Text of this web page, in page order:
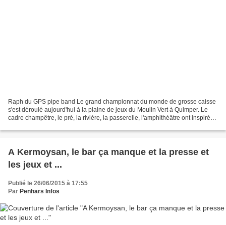
Raph du GPS pipe band Le grand championnat du monde de grosse caisse
s'est déroulé aujourd'hui à la plaine de jeux du Moulin Vert à Quimper. Le
cadre champêtre, le pré, la rivière, la passerelle, l'amphithéâtre ont inspiré
A Kermoysan, le bar ça manque et la presse et
les jeux et ...
Publié le 26/06/2015 à 17:55
Par Penhars Infos